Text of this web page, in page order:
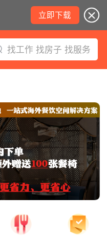
立即下载
找工作 找房子 找服务